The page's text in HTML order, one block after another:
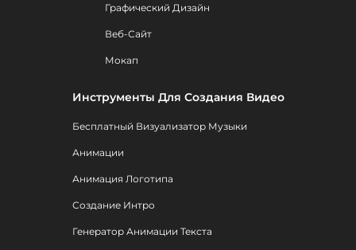
Графический Дизайн
Веб-Сайт
Мокап
Инструменты Для Создания Видео
Бесплатный Визуализатор Музыки
Анимации
Анимация Логотипа
Создание Интро
Генератор Анимации Текста